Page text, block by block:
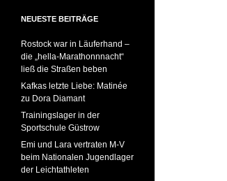
NEUESTE BEITRÄGE
Rostock war in Läuferhand –
die „hella-Marathonnnacht“
ließ die Straßen beben
Kafkas letzte Liebe: Matinée
zu Dora Diamant
Trainingslager in der
Sportschule Güstrow
Emi und Lara vertraten M-V
beim Nationalen Jugendlager
der Leichtathleten